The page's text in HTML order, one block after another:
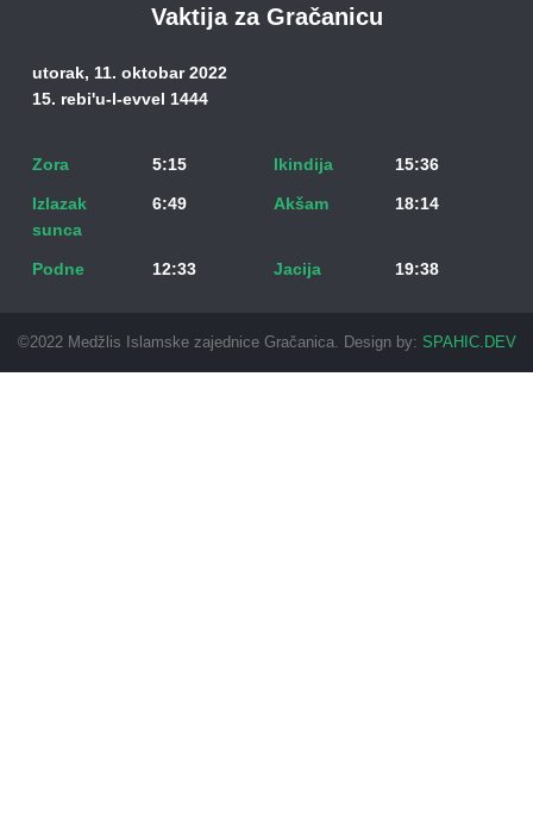
Vaktija za Gračanicu
utorak, 11. oktobar 2022
15. rebi'u-l-evvel 1444
Zora 5:15 Ikindija 15:36
Izlazak
sunca
6:49 Akšam 18:14
Podne 12:33 Jacija 19:38
©2022 Medžlis Islamske zajednice Gračanica. Design by: SPAHIC.DEV